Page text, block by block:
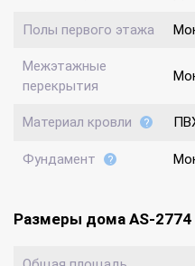
Полы первого этажа
Межэтажные
перекрытия
Материал кровли
Фундамент
Размеры дома AS-2774